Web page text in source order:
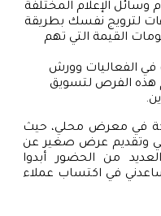
وسائل الإعلام المختلفة
لترويج نفسك بطريقة
القيمة التي تهم
الفعاليات وورش
هذه الفرص لتسويق
في معرض محلي، حيث
وتقديم عرض صغير عن
من الحضور أبدوا
في اكتساب عملاء